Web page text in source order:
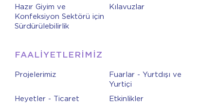
Hazır Giyim ve
Konfeksiyon Sektörü için
Sürdürülebilirlik
Kılavuzlar
FAALİYETLERİMİZ
Projelerimiz
Fuarlar - Yurtdışı ve
Yurtiçi
Heyetler - Ticaret
Etkinlikler